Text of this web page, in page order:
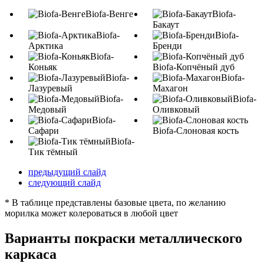
Biofa-Венге
Biofa-
Бакаут
Biofa-
Арктика
Biofa-
Бренди
Biofa-
Коньяк
Biofa-Копчёный дуб
Biofa-
Лазуревый
Biofa-
Махагон
Biofa-
Медовый
Biofa-
Оливковый
Biofa-
Сафари
Biofa-Слоновая кость
Biofa-
Тик тёмный
предыдущий слайд
следующий слайд
* В таблице представлены базовые цвета, по желанию
морилка может колероваться в любой цвет
Варианты покраски металлического
каркаса